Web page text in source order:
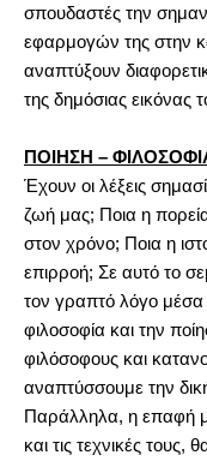
σπουδαστές την
εφαρμογών της στην
αναπτύξουν
της δημόσιας εικόνας
ΠΟΙΗΣΗ –
Έχουν οι λέξεις
ζωή μας; Ποια η
στον χρόνο; Ποια η
επιρροή; Σε αυτό το
τον γραπτό λόγο μέσα
φιλοσοφία και την
φιλόσοφους και
αναπτύσσουμε την
Παράλληλα, η επαφή
και τις τεχνικές